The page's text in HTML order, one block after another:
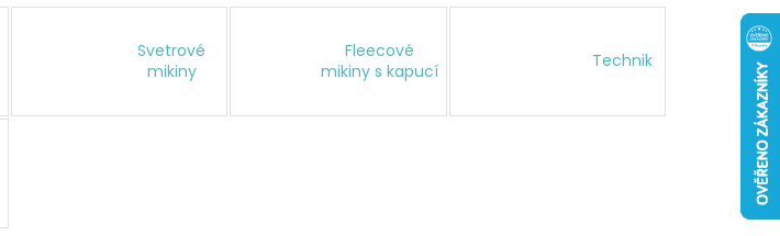
Svetrové
mikiny
Fleecové
mikiny s kapucí
Technik